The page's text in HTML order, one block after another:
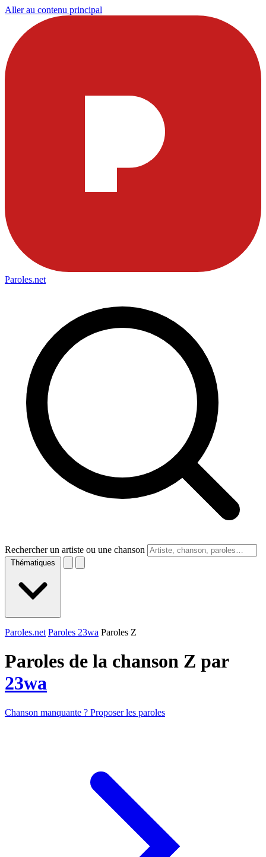
Aller au contenu principal
Paroles.net
Rechercher un artiste ou une chanson
Thématiques
Paroles.net Paroles 23wa Paroles Z
Paroles de la chanson Z par
23wa
Chanson manquante ? Proposer les paroles